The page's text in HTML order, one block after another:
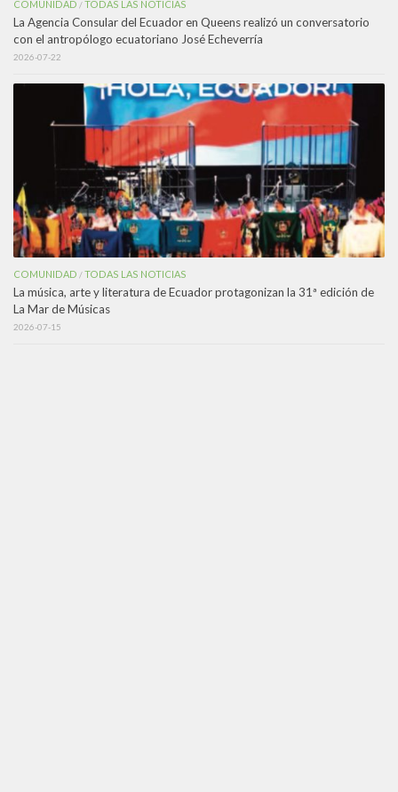
COMUNIDAD /TODAS LAS NOTICIAS
La Agencia Consular del Ecuador en Queens realizó un conversatorio
con el antropólogo ecuatoriano José Echeverría
2026-07-22
COMUNIDAD /TODAS LAS NOTICIAS
La música, arte y literatura de Ecuador protagonizan la 31ª edición de
La Mar de Músicas
2026-07-15